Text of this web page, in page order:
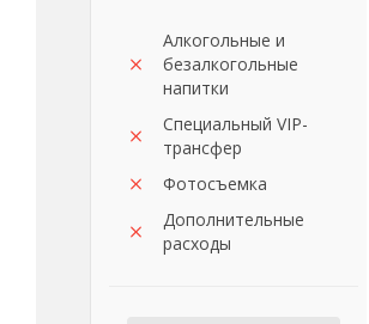
Алкогольные и
безалкогольные
напитки
Специальный VIP-
трансфер
Фотосъемка
Дополнительные
расходы